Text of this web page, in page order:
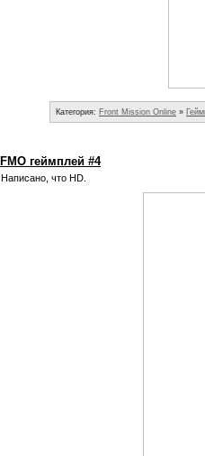
Категория: Front Mission Online »
FMO геймплей #4
Написано, что HD.